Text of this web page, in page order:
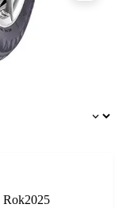
Rok2025